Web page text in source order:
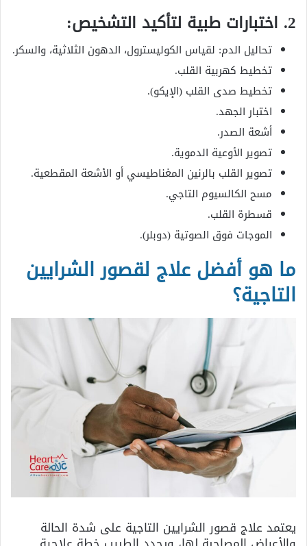
2. اختبارات طبية لتأكيد التشخيص:
تحاليل الدم: لقياس الكوليسترول، الدهون الثلاثية، والسكر.
تخطيط كهربية القلب.
تخطيط صدى القلب (الإيكو).
اختبار الجهد.
أشعة الصدر.
تصوير الأوعية الدموية.
تصوير القلب بالرنين المغناطيسي أو الأشعة المقطعية.
مسح الكالسيوم التاجي.
قسطرة القلب.
الموجات فوق الصوتية (دوبلر).
ما هو أفضل علاج لقصور الشرايين
التاجية؟
يعتمد علاج قصور الشرايين التاجية على شدة الحالة